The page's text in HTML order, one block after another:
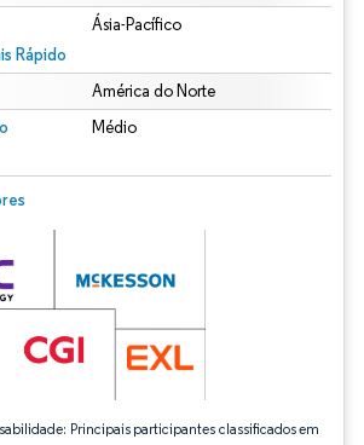
Rápido
Ásia-Pacífico
América do Norte
Médio
Principais participantes classificados em
O reuso requer atribuição conforme CC BY 4.0.